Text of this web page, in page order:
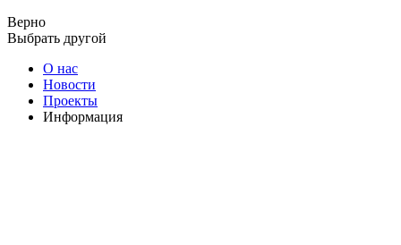
Верно
Выбрать другой
О нас
Новости
Проекты
Информация